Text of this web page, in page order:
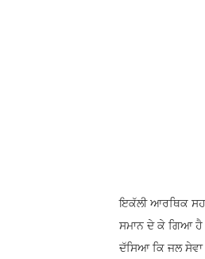
ਇਕੱਲੀ ਆਰਥਿਕ
ਸਮਾਨ ਦੇ ਕੇ ਗਿਆ
ਦੱਸਿਆ ਕਿ ਜਲ